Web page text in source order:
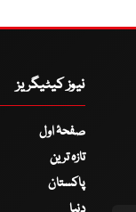
نیوز کیٹیگریز
صفحۂ اول
تازہ ترین
پاکستان